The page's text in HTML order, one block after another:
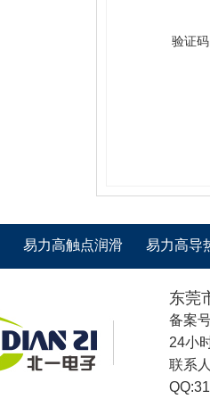
验证
易力高触点润滑 易力高导
东莞
备案
24小
联系